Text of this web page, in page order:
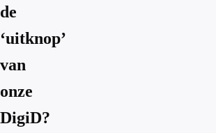
de
‘uitknop’
van
onze
DigiD?